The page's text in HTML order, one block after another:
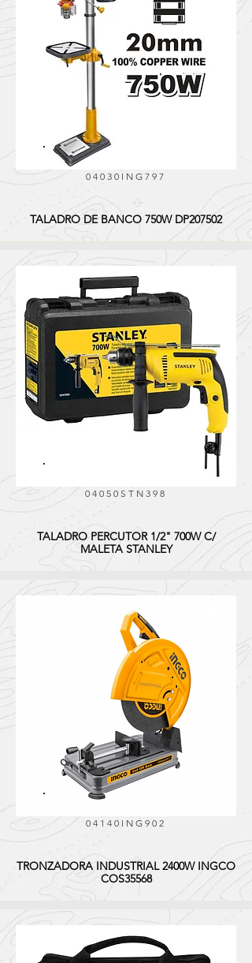
04030ING797
TALADRO DE BANCO 750W DP207502
04050STN398
TALADRO PERCUTOR 1/2" 700W C/
MALETA STANLEY
04140ING902
TRONZADORA INDUSTRIAL 2400W INGCO
COS35568